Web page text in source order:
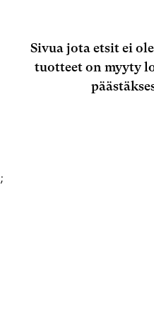
Sivua jota etsit ei
tuotteet on myyty
;